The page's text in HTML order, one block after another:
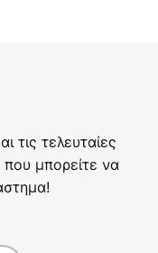
τις τελευταίες
μπορείτε να